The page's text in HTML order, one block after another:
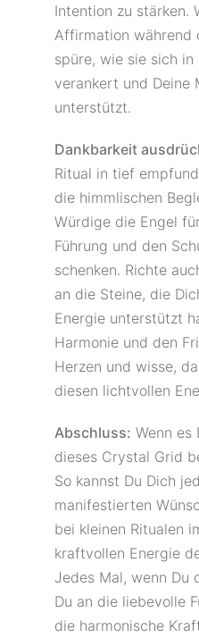
Intention zu stärken.
Affirmation während
spüre, wie sie sich in
verankert und Deine
unterstützt.
Dankbarkeit
Ritual in tief
die himmlischen
Würdige die Engel
Führung und den
schenken. Richte
an die Steine, die
Energie unterstützt
Harmonie und den
Herzen und wisse,
diesen lichtvollen
Abschluss: Wenn es
dieses Crystal Grid
So kannst Du Dich
manifestierten
bei kleinen Ritualen
kraftvollen Energie
Jedes Mal, wenn Du
Du an die liebevolle
die harmonische